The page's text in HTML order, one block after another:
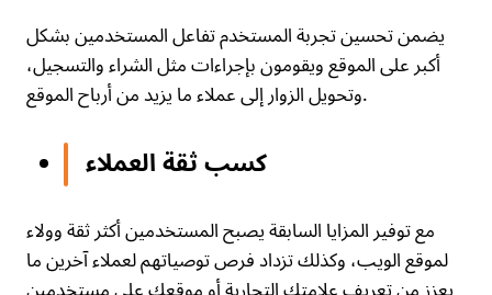
يضمن تحسين تجربة المستخدم تفاعل المستخدمين بشكل
أكبر على الموقع ويقومون بإجراءات مثل الشراء والتسجيل،
وتحويل الزوار إلى عملاء ما يزيد من أرباح الموقع.
كسب ثقة العملاء
مع توفير المزايا السابقة يصبح المستخدمين أكثر ثقة وولاء
لموقع الويب، وكذلك تزداد فرص توصياتهم لعملاء آخرين ما